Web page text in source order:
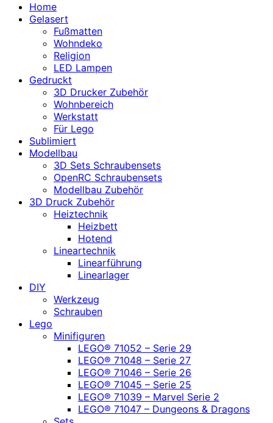
Home
Gelasert
Fußmatten
Wohndeko
Religion
LED Lampen
Gedruckt
3D Drucker Zubehör
Wohnbereich
Werkstatt
Für Lego
Sublimiert
Modellbau
3D Sets Schraubensets
OpenRC Schraubensets
Modellbau Zubehör
3D Druck Zubehör
Heiztechnik
Heizbett
Hotend
Lineartechnik
Linearführung
Linearlager
DIY
Werkzeug
Schrauben
Lego
Minifiguren
LEGO® 71052 – Serie 29
LEGO® 71048 – Serie 27
LEGO® 71046 – Serie 26
LEGO® 71045 – Serie 25
LEGO® 71039 – Marvel Serie 2
LEGO® 71047 – Dungeons & Dragons